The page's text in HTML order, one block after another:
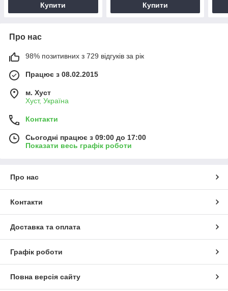
Купити Купити
Про нас
98% позитивних з 729 відгуків за рік
Працює з 08.02.2015
м. Хуст
Хуст, Україна
Контакти
Сьогодні працює з 09:00 до 17:00
Показати весь графік роботи
Про нас
Контакти
Доставка та оплата
Графік роботи
Повна версія сайту